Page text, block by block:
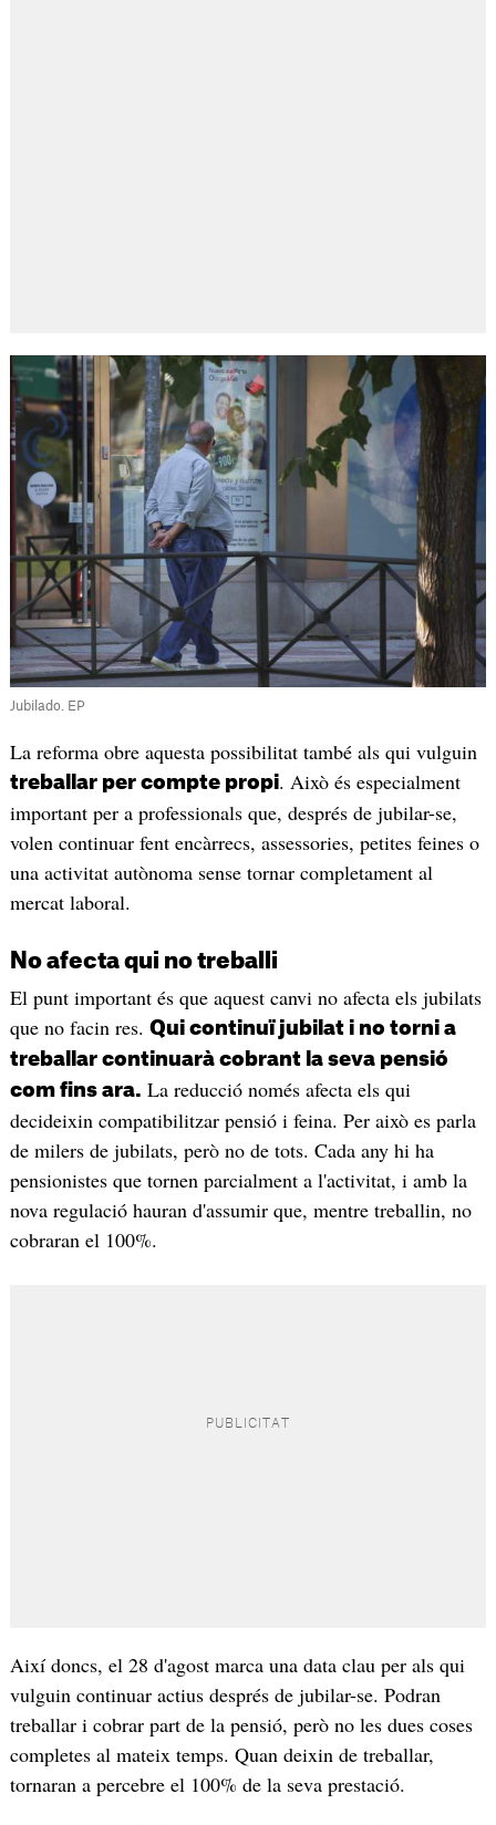
Jubilado. EP
La reforma obre aquesta possibilitat també als qui vulguin
treballar per compte propi. Això és especialment
important per a professionals que, després de jubilar-se,
volen continuar fent encàrrecs, assessories, petites feines o
una activitat autònoma sense tornar completament al
mercat laboral.
No afecta qui no treballi
El punt important és que aquest canvi no afecta els jubilats
que no facin res. Qui continuï jubilat i no torni a
treballar continuarà cobrant la seva pensió
com fins ara. La reducció només afecta els qui
decideixin compatibilitzar pensió i feina. Per això es parla
de milers de jubilats, però no de tots. Cada any hi ha
pensionistes que tornen parcialment a l'activitat, i amb la
nova regulació hauran d'assumir que, mentre treballin, no
cobraran el 100%.
Així doncs, el 28 d'agost marca una data clau per als qui
vulguin continuar actius després de jubilar-se. Podran
treballar i cobrar part de la pensió, però no les dues coses
completes al mateix temps. Quan deixin de treballar,
tornaran a percebre el 100% de la seva prestació.